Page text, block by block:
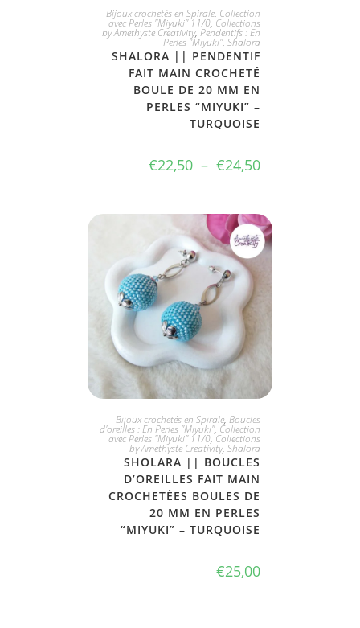
CHOIX DIVERS
Bijoux crochetés en Spirale, Collection
avec Perles "Miyuki" 11/0,Collections
by Amethyste Creativity, Pendentifs : En
Perles "Miyuki", Shalora
SHALORA || PENDENTIF
FAIT MAIN CROCHETÉ
BOULE DE 20 MM EN
PERLES “MIYUKI” –
TURQUOISE
€22,50 – €24,50
JE L'ADOPTE
Bijoux crochetés en Spirale, Boucles
d'oreilles : En Perles "Miyuki", Collection
avec Perles "Miyuki" 11/0,Collections
by Amethyste Creativity, Shalora
SHOLARA || BOUCLES
D’OREILLES FAIT MAIN
CROCHETÉES BOULES DE
20 MM EN PERLES
“MIYUKI” – TURQUOISE
€25,00